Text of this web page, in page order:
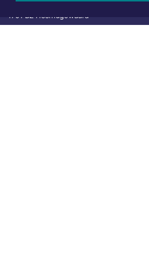
1701 BZ Heerhugowaard